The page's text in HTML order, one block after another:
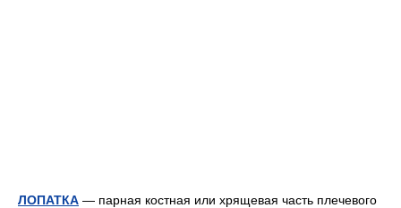
ЛОПАТКА — парная костная или хрящевая часть плечевого